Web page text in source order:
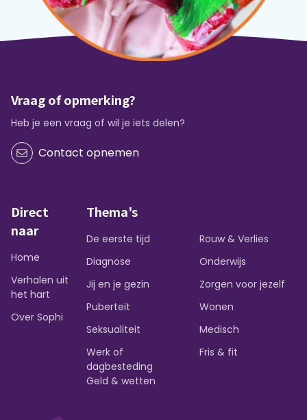
Vraag of opmerking?
Heb je een vraag of wil je iets delen?
Contact opnemen
Direct
naar
Home
Verhalen uit
het hart
Over Sophi
Thema's
De eerste tijd
Diagnose
Jij en je gezin
Puberteit
Seksualiteit
Werk of
dagbesteding
Rouw & Verlies
Onderwijs
Zorgen voor jezelf
Wonen
Medisch
Fris & fit
Geld & wetten